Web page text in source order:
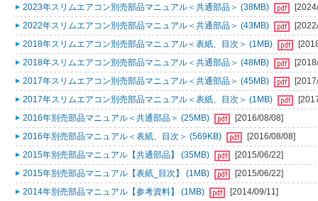
2023年スリムエアコン別売部品マニュアル＜共通部品＞ (38MB)
2022年スリムエアコン別売部品マニュアル＜共通部品＞ (43MB)
2018年スリムエアコン別売部品マニュアル＜表紙、目次＞ (1MB)
2018年スリムエアコン別売部品マニュアル＜共通部品＞ (48MB)
2017年スリムエアコン別売部品マニュアル＜共通部品＞ (45MB)
2017年スリムエアコン別売部品マニュアル＜表紙、目次＞ (1MB)
2016年別売部品マニュアル＜共通部品＞ (25MB)
[2016/08/08]
2016年別売部品マニュアル＜表紙、目次＞ (569KB)
[2016/08/08]
2015年別売部品マニュアル【共通部品】 (35MB)
[2015/06/22]
2015年別売部品マニュアル【表紙_目次】 (1MB)
[2015/06/22]
2014年別売部品マニュアル【参考資料】 (1MB)
[2014/09/11]